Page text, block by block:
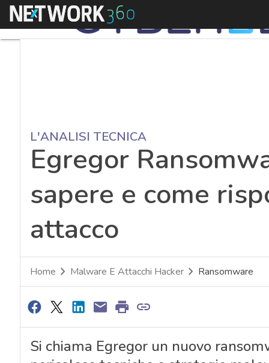
Menu
L'ANALISI TECNICA
Egregor
sapere e come
attacco
Home Malware E Attacchi Hacker Ransomware
Si chiama Egregor un nuovo